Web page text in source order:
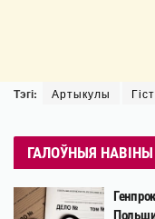
Тэгі: Артыкулы
ГАЛОЎНЫЯ НАВІНЫ